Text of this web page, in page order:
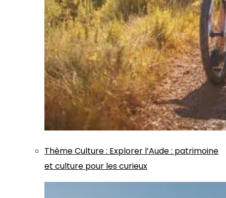
ThèmeCulture: Explorer l’Aude : patrimoine
et culture pour les curieux